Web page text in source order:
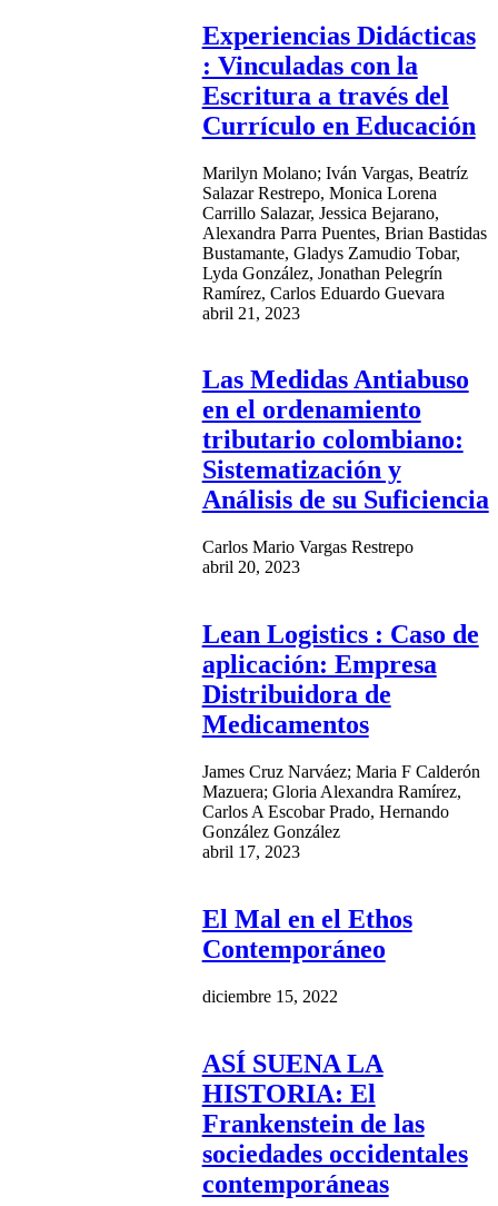
Experiencias Didácticas
: Vinculadas con la
Escritura a través del
Currículo en Educación
Marilyn Molano; Iván Vargas, Beatríz
Salazar Restrepo, Monica Lorena
Carrillo Salazar, Jessica Bejarano,
Alexandra Parra Puentes, Brian Bastidas
Bustamante, Gladys Zamudio Tobar,
Lyda González, Jonathan Pelegrín
Ramírez, Carlos Eduardo Guevara
abril 21, 2023
Las Medidas Antiabuso
en el ordenamiento
tributario colombiano:
Sistematización y
Análisis de su Suficiencia
Carlos Mario Vargas Restrepo
abril 20, 2023
Lean Logistics : Caso de
aplicación: Empresa
Distribuidora de
Medicamentos
James Cruz Narváez; Maria F Calderón
Mazuera; Gloria Alexandra Ramírez,
Carlos A Escobar Prado, Hernando
González González
abril 17, 2023
El Mal en el Ethos
Contemporáneo
diciembre 15, 2022
ASÍ SUENA LA
HISTORIA: El
Frankenstein de las
sociedades occidentales
contemporáneas